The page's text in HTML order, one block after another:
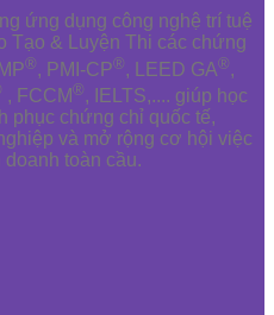
ứng dụng công nghệ trí tuệ
Tạo & Luyện Thi các chứng
®, PMI-CP®, LEED GA®,
, FCCM®, IELTS,.... giúp học
phục chứng chỉ quốc tế,
và mở rộng cơ hội việc
toàn cầu.